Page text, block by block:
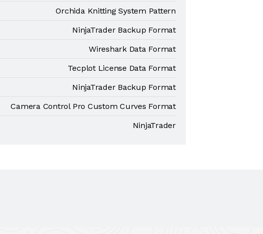
Orchida Knitting System Pattern
NinjaTrader Backup Format
Wireshark Data Format
Tecplot License Data Format
NinjaTrader Backup Format
Camera Control Pro Custom Curves Format
NinjaTrader